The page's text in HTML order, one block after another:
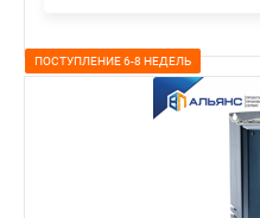
ПОСТУПЛЕНИЕ 6-8 НЕДЕЛЬ